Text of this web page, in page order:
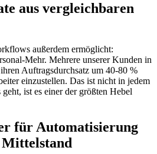
aus vergleichbaren
außerdem ermöglicht:
Mehr. Mehrere unserer Kunden in
Auftragsdurchsatz um 40-80 %
einzustellen. Das ist nicht in jedem
ist es einer der größten Hebel
für Automatisierung